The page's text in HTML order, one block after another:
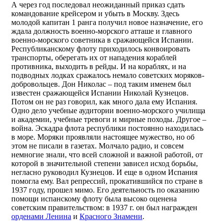
А через год последовал неожиданный приказ сдать
командование крейсером и убыть в Москву. Здесь
молодой капитан 1 ранга получил новое назначение, его
ждала должность военно-морского атташе и главного
военно-морского советника в сражающейся Испании.
Республиканскому флоту приходилось конвоировать
транспорты, оберегать их от нападения кораблей
противника, выходить в рейды. И на кораблях, и на
подводных лодках сражалось немало советских моряков-
добровольцев. Дон Николас – под таким именем был
известен сражающейся Испании Николай Кузнецов.
Потом он не раз говорил, как много дала ему Испания.
Одно дело учебные аудитории военно-морского училища
и академии, учебные тревоги и мирные походы. Другое –
война. Эскадра флота республики постоянно находилась
в море. Моряки проявляли настоящее мужество, но об
этом не писали в газетах. Молчало радио, и совсем
немногие знали, что всей сложной и важной работой, от
которой в значительной степени зависел исход борьбы,
негласно руководил Кузнецов. И еще в одном Испания
помогла ему. Вал репрессий, прокатившийся по стране в
1937 году, прошел мимо. Его деятельность по оказанию
помощи испанскому флоту была высоко оценена
советским правительством: в 1937 г. он был награжден
орденами Ленина и Красного Знамени.